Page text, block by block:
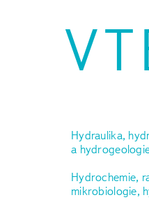
Hydraulika,
a
Hydrochemie,
mikrobiologie,